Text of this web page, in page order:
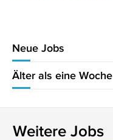
Neue Jobs
Älter als eine Woche
Weitere Jobs